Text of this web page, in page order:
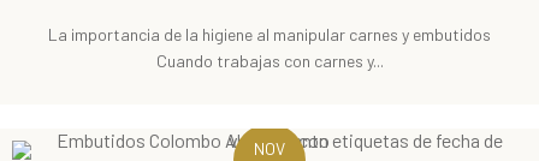
La importancia de la higiene al manipular carnes y embutidos
Cuando trabajas con carnes y...
NOV